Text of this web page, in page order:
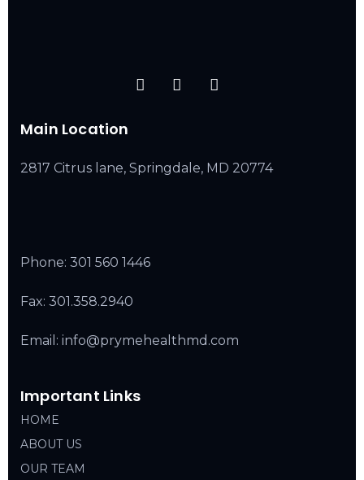
Main Location
2817 Citrus lane, Springdale, MD 20774
Phone: 301 560 1446
Fax: 301.358.2940
Email: info@prymehealthmd.com
Important Links
HOME
ABOUT US
OUR TEAM